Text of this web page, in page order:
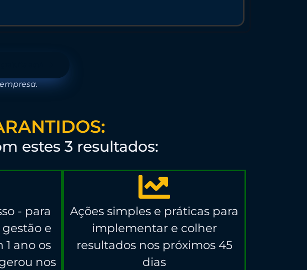
estes 3 resultados:
- para
e
ano os
nos
Ações simples e práticas para
implementar e colher
resultados nos próximos 45
dias